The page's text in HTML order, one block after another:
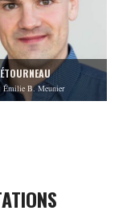
Émilie B. Meunier